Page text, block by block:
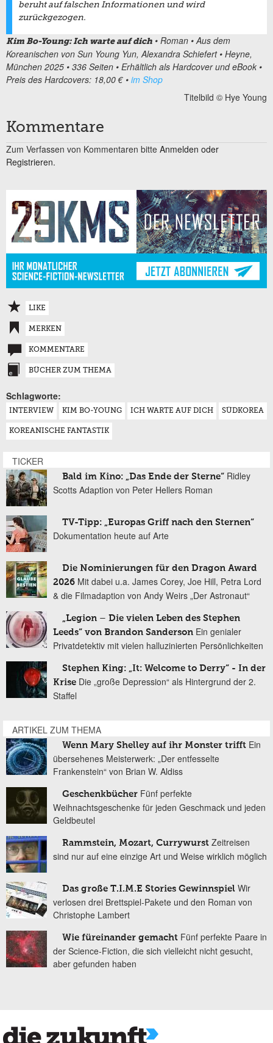
beruht auf falschen Informationen und wird
zurückgezogen.
Kim Bo-Young: Ich warte auf dich • Roman • Aus dem
Koreanischen von Sun Young Yun, Alexandra Schiefert • Heyne,
München 2025 • 336 Seiten • Erhältlich als Hardcover und eBook •
Preis des Hardcovers: 18,00 € • im Shop
Titelbild © Hye Young
Kommentare
Zum Verfassen von Kommentaren bitte Anmelden oder
Registrieren.
LIKE
MERKEN
KOMMENTARE
BÜCHER ZUM THEMA
Schlagworte:
INTERVIEW KIM BO-YOUNG ICH WARTE AUF DICH SÜDKOREA
KOREANISCHE FANTASTIK
TICKER
Bald im Kino: „Das Ende der Sterne“ Ridley
Scotts Adaption von Peter Hellers Roman
TV-Tipp: „Europas Griff nach den Sternen“
Dokumentation heute auf Arte
Die Nominierungen für den Dragon Award
2026 Mit dabei u.a. James Corey, Joe Hill, Petra Lord
& die Filmadaption von Andy Weirs „Der Astronaut“
„Legion – Die vielen Leben des Stephen
Leeds“ von Brandon Sanderson Ein genialer
Privatdetektiv mit vielen halluzinierten Persönlichkeiten
Stephen King: „It: Welcome to Derry“ - In der
Krise Die „große Depression“ als Hintergrund der 2.
Staffel
ARTIKEL ZUM THEMA
Wenn Mary Shelley auf ihr Monster trifft Ein
übersehenes Meisterwerk: „Der entfesselte
Frankenstein“ von Brian W. Aldiss
Geschenkbücher Fünf perfekte
Weihnachtsgeschenke für jeden Geschmack und jeden
Geldbeutel
Rammstein, Mozart, Currywurst Zeitreisen
sind nur auf eine einzige Art und Weise wirklich möglich
Das große T.I.M.E Stories Gewinnspiel Wir
verlosen drei Brettspiel-Pakete und den Roman von
Christophe Lambert
Wie füreinander gemacht Fünf perfekte Paare in
der Science-Fiction, die sich vielleicht nicht gesucht,
aber gefunden haben